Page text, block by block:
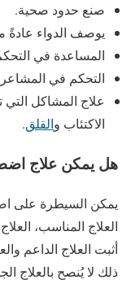
صنع حدود صحية.
يوصف الدواء عادةً
المساعدة في
التحكم في
علاج المشاكل
الاكتئاب والقلق.
هل يمكن علاج
يمكن السيطرة على
العلاج المناسب،
أثبت العلاج الداعم
ذلك لا يُنصح بالعلاج